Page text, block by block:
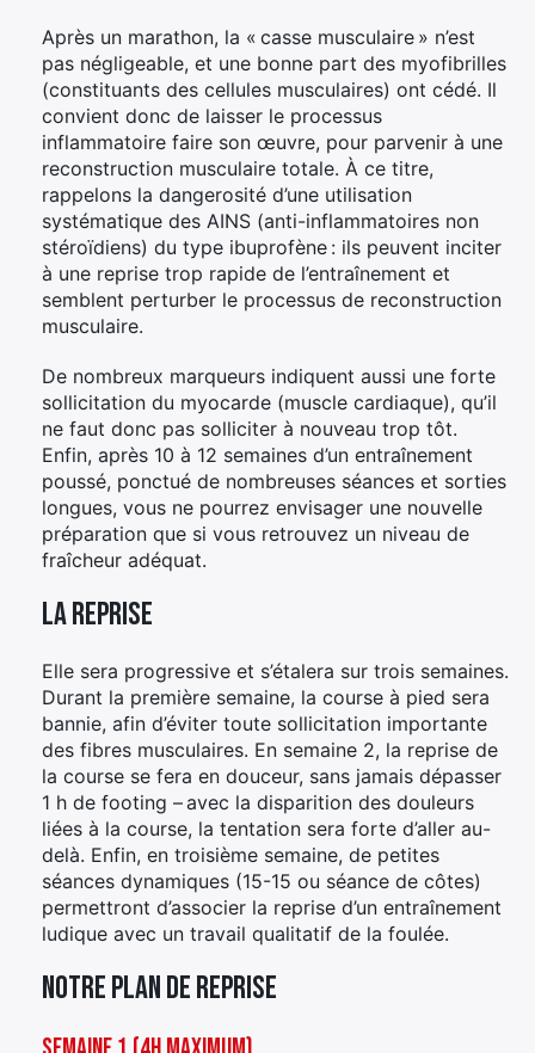
Après un marathon, la « casse musculaire » n’est
pas négligeable, et une bonne part des myofibrilles
(constituants des cellules musculaires) ont cédé. Il
convient donc de laisser le processus
inflammatoire faire son œuvre, pour parvenir à une
reconstruction musculaire totale. À ce titre,
rappelons la dangerosité d’une utilisation
systématique des AINS (anti-inflammatoires non
stéroïdiens) du type ibuprofène : ils peuvent inciter
à une reprise trop rapide de l’entraînement et
semblent perturber le processus de reconstruction
musculaire.
De nombreux marqueurs indiquent aussi une forte
sollicitation du myocarde (muscle cardiaque), qu’il
ne faut donc pas solliciter à nouveau trop tôt.
Enfin, après 10 à 12 semaines d’un entraînement
poussé, ponctué de nombreuses séances et sorties
longues, vous ne pourrez envisager une nouvelle
préparation que si vous retrouvez un niveau de
fraîcheur adéquat.
La reprise
Elle sera progressive et s’étalera sur trois semaines.
Durant la première semaine, la course à pied sera
bannie, afin d’éviter toute sollicitation importante
des fibres musculaires. En semaine 2, la reprise de
la course se fera en douceur, sans jamais dépasser
1 h de footing – avec la disparition des douleurs
liées à la course, la tentation sera forte d’aller au-
delà. Enfin, en troisième semaine, de petites
séances dynamiques (15-15 ou séance de côtes)
permettront d’associer la reprise d’un entraînement
ludique avec un travail qualitatif de la foulée.
Notre plan de reprise